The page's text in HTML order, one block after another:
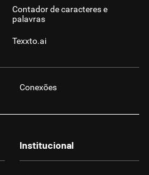
Contador de caracteres e
palavras
Texxto.ai
Conexões
Institucional